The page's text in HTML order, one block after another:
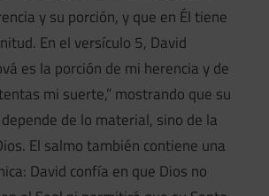
y su porción, y que en Él tiene
En el versículo 5, David
es la porción de mi herencia y de
mi suerte,” mostrando que su
de lo material, sino de la
El salmo también contiene una
David confía en que Dios no